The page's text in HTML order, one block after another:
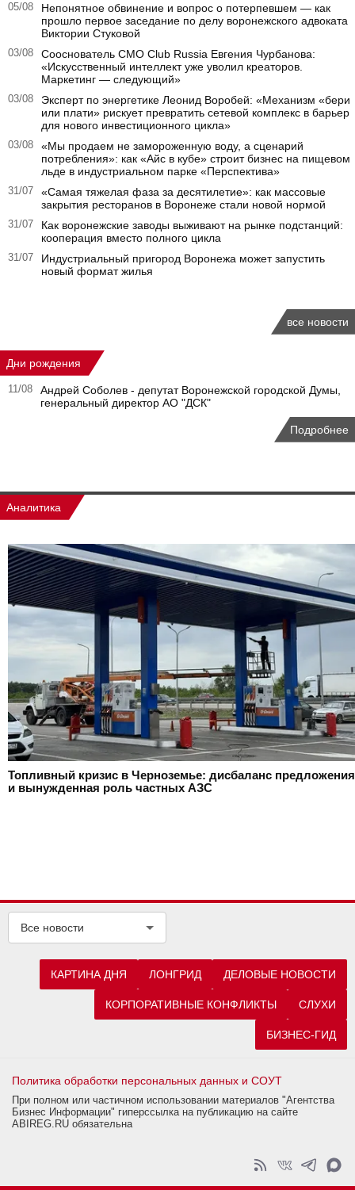
05/08
Непонятное обвинение и вопрос о потерпевшем — как
прошло первое заседание по делу воронежского адвоката
Виктории Стуковой
03/08
Сооснователь CMO Club Russia Евгения Чурбанова:
«Искусственный интеллект уже уволил креаторов.
Маркетинг — следующий»
03/08
Эксперт по энергетике Леонид Воробей: «Механизм «бери
или плати» рискует превратить сетевой комплекс в барьер
для нового инвестиционного цикла»
03/08
«Мы продаем не замороженную воду, а сценарий
потребления»: как «Айс в кубе» строит бизнес на пищевом
льде в индустриальном парке «Перспектива»
31/07
«Самая тяжелая фаза за десятилетие»: как массовые
закрытия ресторанов в Воронеже стали новой нормой
31/07
Как воронежские заводы выживают на рынке подстанций:
кооперация вместо полного цикла
31/07
Индустриальный пригород Воронежа может запустить
новый формат жилья
все новости
Дни рождения
11/08
Андрей Соболев - депутат Воронежской городской Думы,
генеральный директор АО "ДСК"
Подробнее
Аналитика
Топливный кризис в Черноземье: дисбаланс предложения
и вынужденная роль частных АЗС
Все новости
КАРТИНА ДНЯ ЛОНГРИД ДЕЛОВЫЕ НОВОСТИ
КОРПОРАТИВНЫЕ КОНФЛИКТЫ СЛУХИ
БИЗНЕС-ГИД
Политика обработки персональных данных и СОУТ
При полном или частичном использовании материалов "Агентства
Бизнес Информации" гиперссылка на публикацию на сайте
ABIREG.RU обязательна